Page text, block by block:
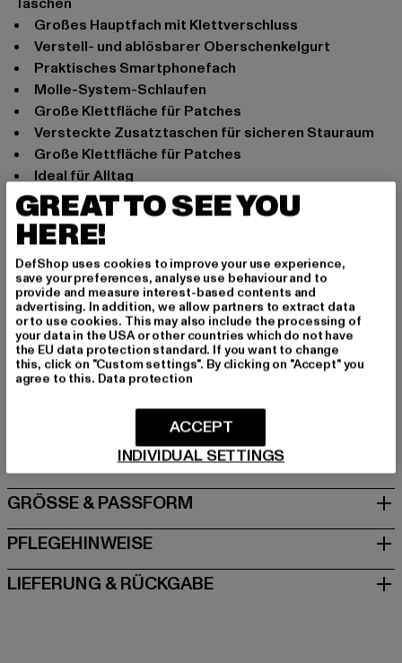
großes Hauptfach mit Klettverschluss
verstell- und ablösbarer Oberschenkelgurt
praktisches Smartphonefach
Molle-System-Schlaufen
große Klettfläche für Patches
versteckte Zusatztaschen für sicheren Stauraum
große Klettfläche für Patches
Ideal für Alltag
Maße: 30 x 17 x 10 cm
Anlass: Alltag, Freizeit
Marke: Brandit
Kat.: Bags & Luggage
Farbe: olive
Hersteller Farbe: olive
Materialzusammensetzung: 80% Polyester, 20%
Elastodien
Art.Nr: BD8063-00176
Hersteller: Brandit Textil GmbH |info@brandit-wear.com
Spichernstraße 6a | 50672 Köln | DE
GRÖSSE & PASSFORM
PFLEGEHINWEISE
LIEFERUNG & RÜCKGABE
GREAT TO SEE YOU
HERE!
DefShop uses cookies to improve your use experience,
save your preferences, analyse use behaviour and to
provide and measure interest-based contents and
advertising. In addition, we allow partners to extract data
or to use cookies. This may also include the processing of
your data in the USA or other countries which do not have
the EU data protection standard. If you want to change
this, click on "Custom settings". By clicking on "Accept" you
agree to this. Data protection
INDIVIDUAL SETTINGS
ACCEPT